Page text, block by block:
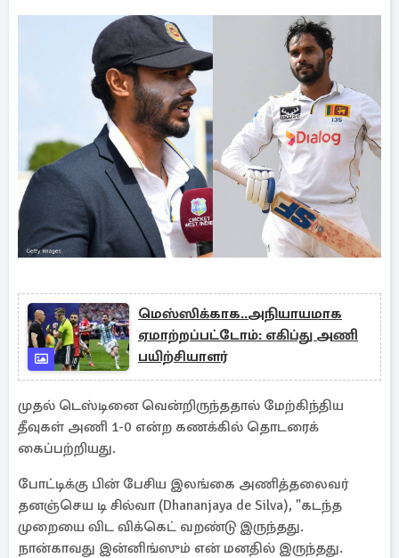
மெஸ்ஸிக்காக..அநியாயமாக
ஏமாற்றப்பட்டோம்: எகிப்து அணி
பயிற்சியாளர்
முதல் டெஸ்டினை வென்றிருந்ததால் மேற்கிந்திய
தீவுகள் அணி 1-0 என்ற கணக்கில் தொடரைக்
கைப்பற்றியது.
போட்டிக்கு பின் பேசிய இலங்கை அணித்தலைவர்
தனஞ்செய டி சில்வா (Dhananjaya de Silva), "கடந்த
முறையை விட விக்கெட் வறண்டு இருந்தது.
நான்காவது இன்னிங்ஸும் என் மனதில் இருந்தது.